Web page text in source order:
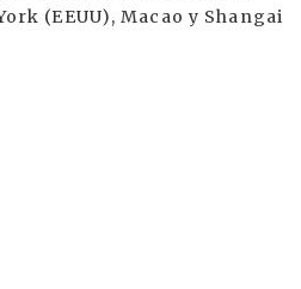
(EEUU), Macao y Shangai